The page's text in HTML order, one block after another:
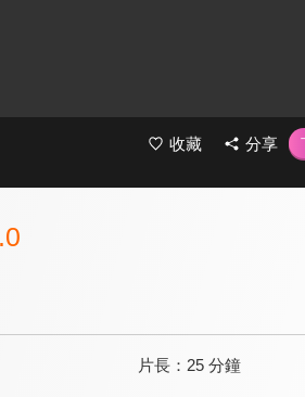
收藏 分享
片長： 25 分鐘